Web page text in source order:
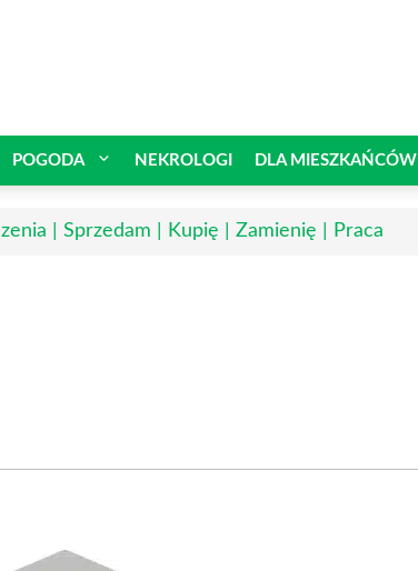
POGODA NEKROLOGI DLA MIESZKAŃCÓW
| Sprzedam | Kupię | Zamienię | Praca